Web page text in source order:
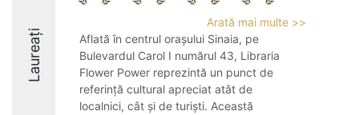
Laureați
Arată mai multe >>
Aflată în centrul orașului Sinaia, pe
Bulevardul Carol I numărul 43, Libraria
Flower Power reprezintă un punct de
referință cultural apreciat atât de
localnici, cât și de turiști. Această